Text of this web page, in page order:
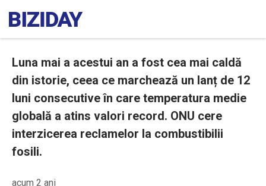
Luna mai a acestui an a fost cea mai caldă
din istorie, ceea ce marchează un lanț de 12
luni consecutive în care temperatura medie
globală a atins valori record. ONU cere
interzicerea reclamelor la combustibilii
fosili.
acum 2 ani